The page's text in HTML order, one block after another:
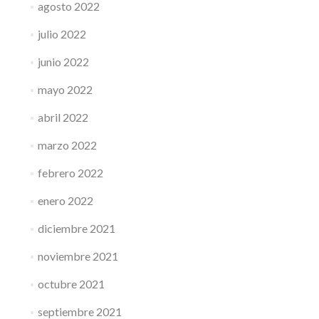
agosto 2022
julio 2022
junio 2022
mayo 2022
abril 2022
marzo 2022
febrero 2022
enero 2022
diciembre 2021
noviembre 2021
octubre 2021
septiembre 2021